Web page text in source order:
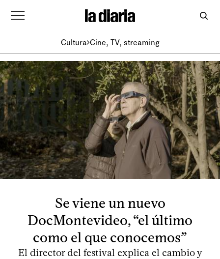
Cultura Cine, TV, streaming
Se viene un nuevo
DocMontevideo, “el último
como el que conocemos”
El director del festival explica el cambio y